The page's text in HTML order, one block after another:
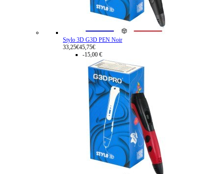
Stylo 3D G3D PEN Noir
33,25€45,75€
-15,00 €